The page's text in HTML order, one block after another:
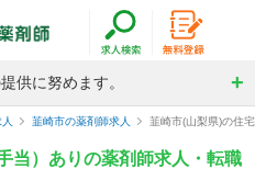
供に努めます。
韮崎市の薬剤師求人 韮崎市(山梨県)の住
当）ありの薬剤師求人・転職